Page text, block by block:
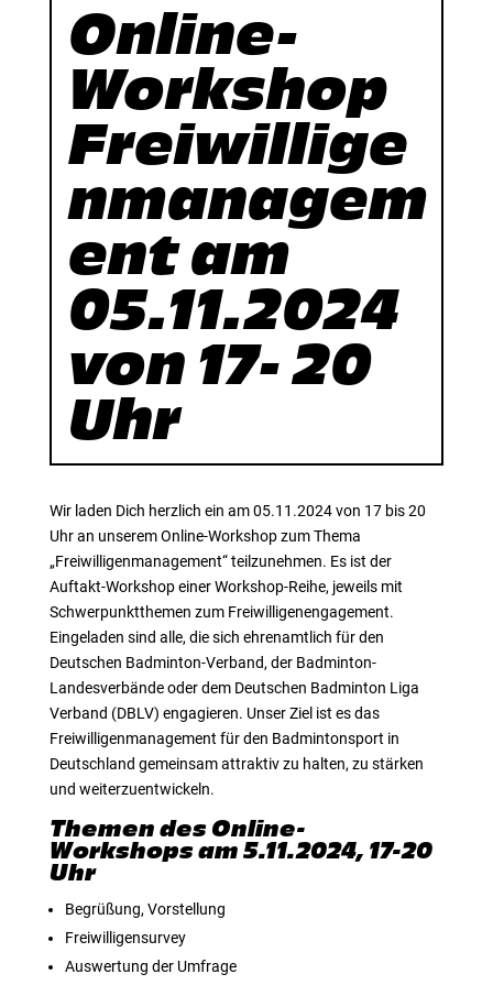
Online-
Workshop
Freiwillige
nmanagem
ent am
05.11.2024
von 17- 20
Uhr
Wir laden Dich herzlich ein am 05.11.2024 von 17 bis 20
Uhr an unserem Online-Workshop zum Thema
„Freiwilligenmanagement“ teilzunehmen. Es ist der
Auftakt-Workshop einer Workshop-Reihe, jeweils mit
Schwerpunktthemen zum Freiwilligenengagement.
Eingeladen sind alle, die sich ehrenamtlich für den
Deutschen Badminton-Verband, der Badminton-
Landesverbände oder dem Deutschen Badminton Liga
Verband (DBLV) engagieren. Unser Ziel ist es das
Freiwilligenmanagement für den Badmintonsport in
Deutschland gemeinsam attraktiv zu halten, zu stärken
und weiterzuentwickeln.
Themen des Online-
Workshops am 5.11.2024, 17-20
Uhr
Begrüßung, Vorstellung
Freiwilligensurvey
Auswertung der Umfrage